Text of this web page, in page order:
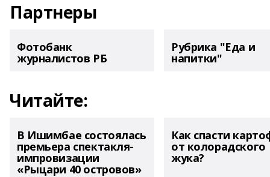
Партнеры
Фотобанк
журналистов РБ
Рубрика "Еда и
напитки"
Читайте:
В Ишимбае состоялась
премьера спектакля-
импровизации
«Рыцари 40 островов»
Как спасти
от колорадского
жука?